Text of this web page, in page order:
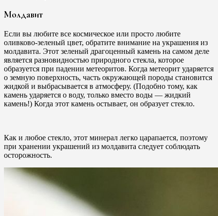
Молдавит
Если вы любите все космическое или просто любите
оливково-зеленый цвет, обратите внимание на украшения из
молдавита. Этот зеленый драгоценный камень на самом деле
является разновидностью природного стекла, которое
образуется при падении метеоритов. Когда метеорит ударяется
о земную поверхность, часть окружающей породы становится
жидкой и выбрасывается в атмосферу. (Подобно тому, как
камень ударяется о воду, только вместо воды — жидкий
камень!) Когда этот камень остывает, он образует стекло.
Как и любое стекло, этот минерал легко царапается, поэтому
при хранении украшений из молдавита следует соблюдать
осторожность.